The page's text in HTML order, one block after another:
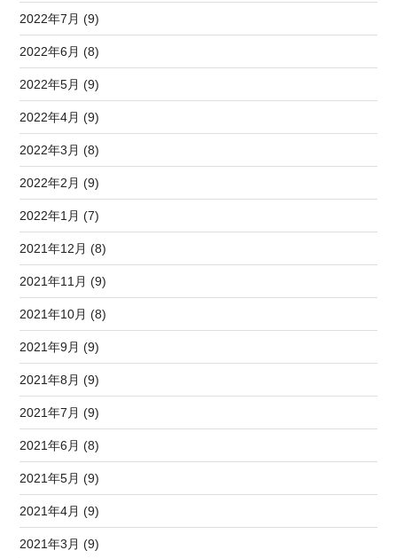
2022年7月 (9)
2022年6月 (8)
2022年5月 (9)
2022年4月 (9)
2022年3月 (8)
2022年2月 (9)
2022年1月 (7)
2021年12月 (8)
2021年11月 (9)
2021年10月 (8)
2021年9月 (9)
2021年8月 (9)
2021年7月 (9)
2021年6月 (8)
2021年5月 (9)
2021年4月 (9)
2021年3月 (9)